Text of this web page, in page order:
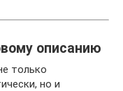
описанию
только
но и